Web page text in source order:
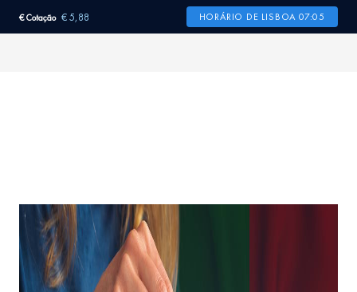
€ Cotação € 5,88 HORÁRIO DE LISBOA 07:05